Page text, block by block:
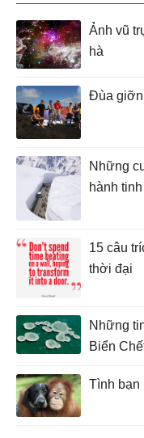
Ảnh vũ
hà
Đùa
Những
hành tinh
15 câu
thời đại
Những
Biển
Tình bạn